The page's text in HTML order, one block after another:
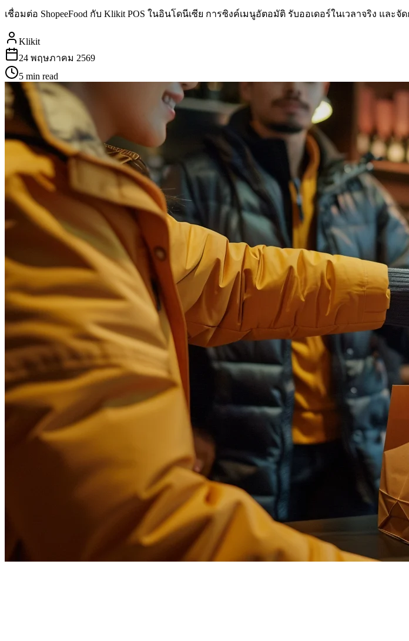
เชื่อมต่อ ShopeeFood กับ Klikit POS ในอินโดนีเซีย การซิงค์เมนูอัตอมัติ รับออเดอร์ในเวลาจริง แล
Klikit
24 พฤษภาคม 2569
5 min read